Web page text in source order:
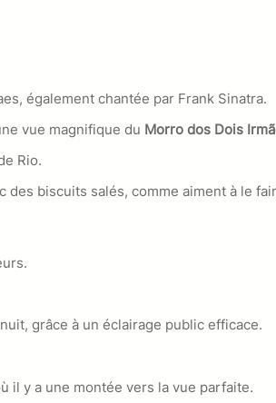
également chantée par Frank Sinatra.
vue magnifique du Morro dos Dois
Rio.
biscuits salés, comme aiment à le
grâce à un éclairage public efficace.
il y a une montée vers la vue parfaite.